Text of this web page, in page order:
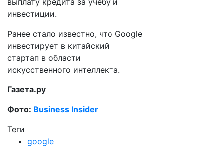
выплату кредита за учебу и
инвестиции.
Ранее стало известно, что Google
инвестирует в китайский
стартап в области
искусственного интеллекта.
Газета.ру
Фото: Business Insider
Теги
google